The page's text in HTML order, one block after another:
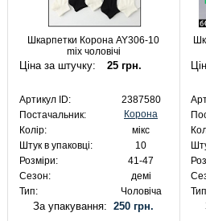
Шкарпетки Корона AY306-10
mix чоловічі
Ціна за штучку: 25 грн.
Артикул ID:
2387580
Постачальник:
Корона
Колір:
мікс
Штук в упаковці:
10
Розміри:
41-47
Сезон:
демі
Тип:
Чоловіча
За упакування:250 грн.